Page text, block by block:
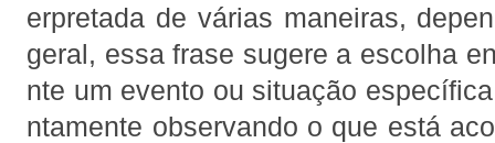
erpretada de várias maneiras,
geral, essa frase sugere a escolha
nte um evento ou situação
ntamente observando o que está